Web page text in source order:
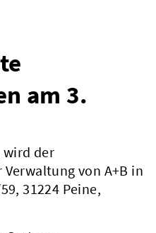
am 3.
wird der
von A+B in
31224 Peine,